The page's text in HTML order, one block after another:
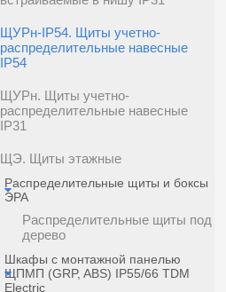
ЩУРн-IP54. Щиты учетно-
распределительные навесные
IP54
ЩУРн. Щиты учетно-
распределительные навесные
IP31
ЩЭ. Щиты этажные
Распределительные щиты и боксы
ЭРА
Распределительные щиты под
дерево
Шкафы с монтажной панелью
ЩПМП (GRP, ABS) IP55/66 TDM
Electric